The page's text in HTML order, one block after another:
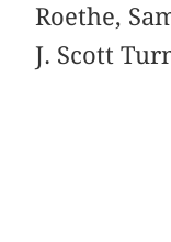
Roethe,
J. Scott